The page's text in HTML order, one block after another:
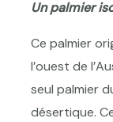
Un palmier
Ce palmier
l’ouest de
seul palmier
désertique.